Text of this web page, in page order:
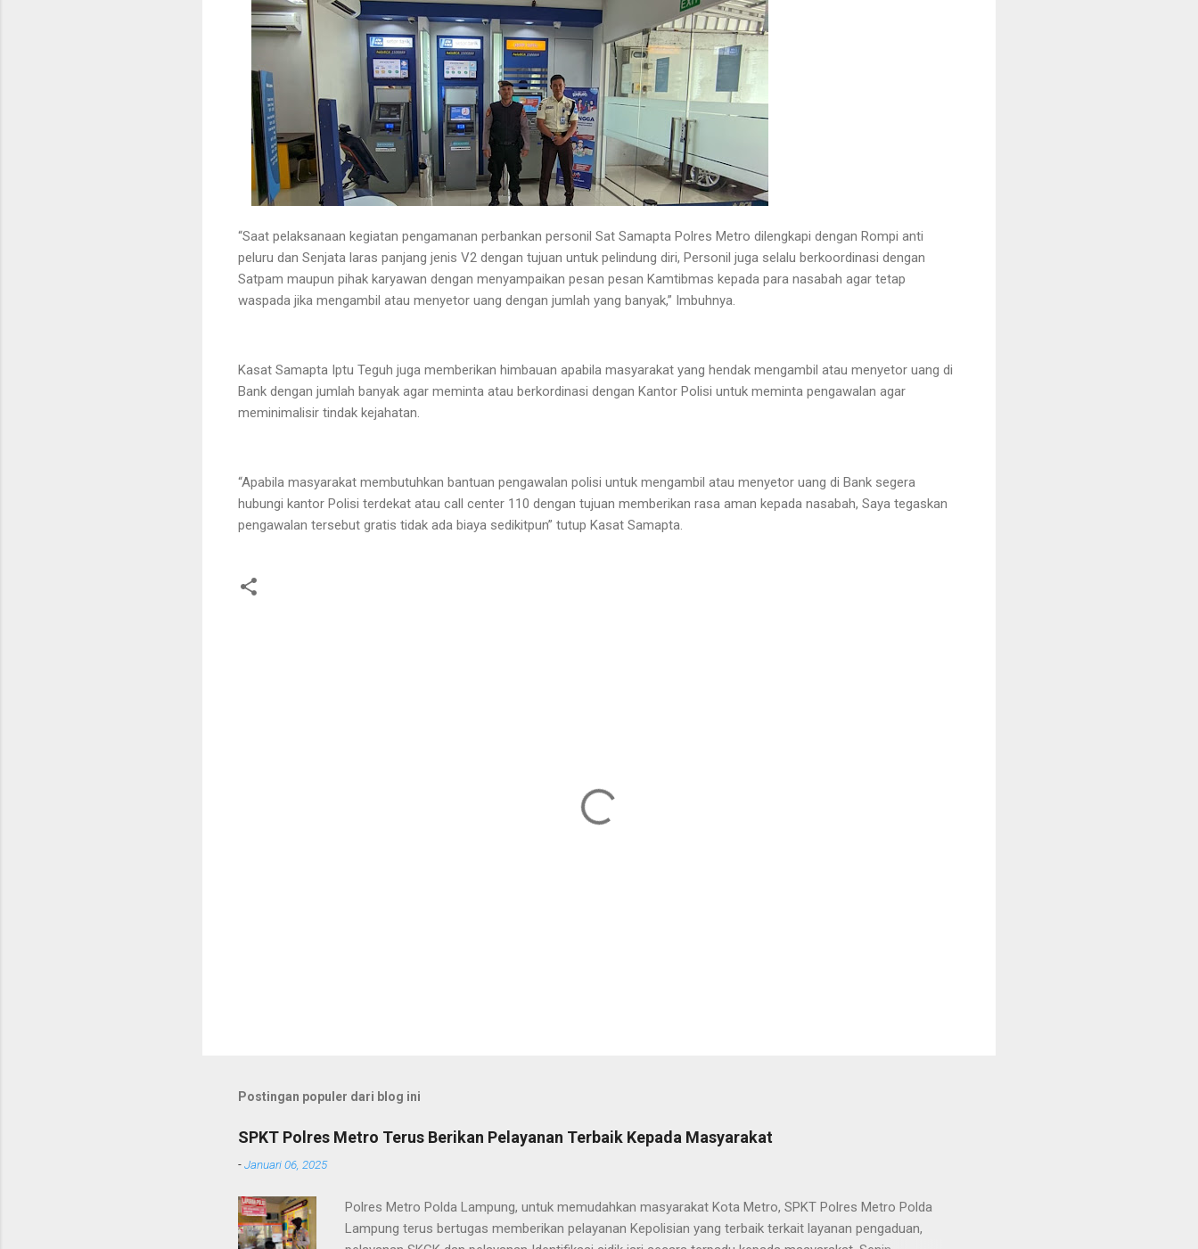
“Saat pelaksanaan kegiatan pengamanan perbankan personil Sat Samapta Polres Metro dilengkapi dengan Rompi anti
peluru dan Senjata laras panjang jenis V2 dengan tujuan untuk pelindung diri, Personil juga selalu berkoordinasi dengan
Satpam maupun pihak karyawan dengan menyampaikan pesan pesan Kamtibmas kepada para nasabah agar tetap
waspada jika mengambil atau menyetor uang dengan jumlah yang banyak,” Imbuhnya.
Kasat Samapta Iptu Teguh juga memberikan himbauan apabila masyarakat yang hendak mengambil atau menyetor uang di
Bank dengan jumlah banyak agar meminta atau berkordinasi dengan Kantor Polisi untuk meminta pengawalan agar
meminimalisir tindak kejahatan.
“Apabila masyarakat membutuhkan bantuan pengawalan polisi untuk mengambil atau menyetor uang di Bank segera
hubungi kantor Polisi terdekat atau call center 110 dengan tujuan memberikan rasa aman kepada nasabah, Saya tegaskan
pengawalan tersebut gratis tidak ada biaya sedikitpun” tutup Kasat Samapta.
Postingan populer dari blog ini
SPKT Polres Metro Terus Berikan Pelayanan Terbaik Kepada Masyarakat
-Januari 06, 2025
Polres Metro Polda Lampung, untuk memudahkan masyarakat Kota Metro, SPKT Polres Metro Polda
Lampung terus bertugas memberikan pelayanan Kepolisian yang terbaik terkait layanan pengaduan,